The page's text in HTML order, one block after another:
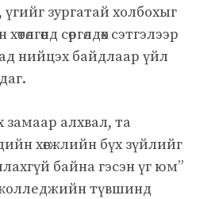
зургатай холбохыг
сөргөлдөх сэтгэлээр
нийцэх байдлаар үйл
замаар алхвал, та
хөгжлийн бүх зүйлийг
байна гэсэн үг юм”
түвшинд